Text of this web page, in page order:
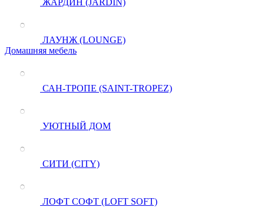
ЖАРДИН (JARDIN)
ЛАУНЖ (LOUNGE)
Домашняя мебель
САН-ТРОПЕ (SAINT-TROPEZ)
УЮТНЫЙ ДОМ
СИТИ (CITY)
ЛОФТ СОФТ (LOFT SOFT)